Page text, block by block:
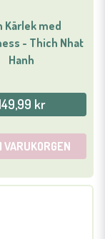
Kärlek med
- Thich Nhat
Hanh
kr
VARUKORGEN